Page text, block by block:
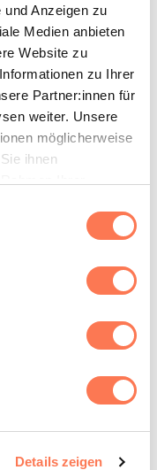
Anzeigen zu
Medien anbieten
Website zu
zu Ihrer
Partner:innen für
weiter. Unsere
möglicherweise
ihnen
Details zeigen
Zollikerberg,